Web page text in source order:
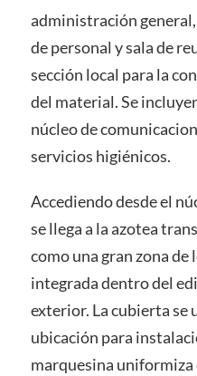
administración general,
de personal y sala de
sección local para la
del material. Se
núcleo de
servicios higiénicos.
Accediendo desde el
se llega a la azotea
como una gran zona
integrada dentro del
exterior. La cubierta
ubicación para
marquesina uniformiza